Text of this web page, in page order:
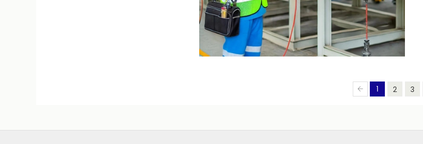
1 2 3